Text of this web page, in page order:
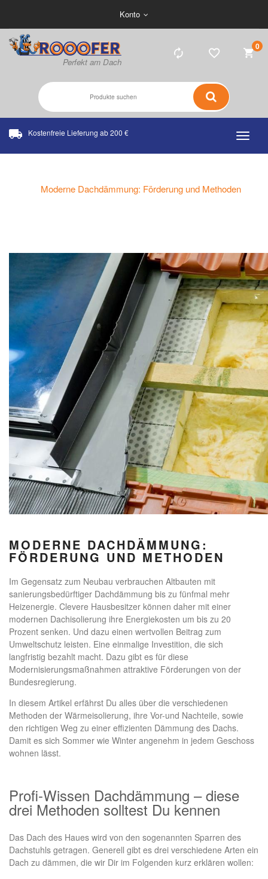
Konto
Kostenfreie Lieferung ab 200 €
0
Moderne Dachdämmung: Förderung und Methoden
MODERNE DACHDÄMMUNG:
FÖRDERUNG UND METHODEN
Im Gegensatz zum Neubau verbrauchen Altbauten mit
sanierungsbedürftiger Dachdämmung bis zu fünfmal mehr
Heizenergie. Clevere Hausbesitzer können daher mit einer
modernen Dachisolierung ihre Energiekosten um bis zu 20
Prozent senken. Und dazu einen wertvollen Beitrag zum
Umweltschutz leisten. Eine einmalige Investition, die sich
langfristig bezahlt macht. Dazu gibt es für diese
Modernisierungsmaßnahmen attraktive Förderungen von der
Bundesregierung.
In diesem Artikel erfährst Du alles über die verschiedenen
Methoden der Wärmeisolierung, ihre Vor-und Nachteile, sowie
den richtigen Weg zu einer effizienten Dämmung des Dachs.
Damit es sich Sommer wie Winter angenehm in jedem Geschoss
wohnen lässt.
Profi-Wissen Dachdämmung – diese
drei Methoden solltest Du kennen
Das Dach des Haues wird von den sogenannten Sparren des
Dachstuhls getragen. Generell gibt es drei verschiedene Arten ein
Dach zu dämmen, die wir Dir im Folgenden kurz erklären wollen: